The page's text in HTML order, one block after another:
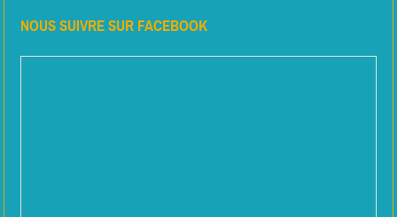
NOUS SUIVRE SUR FACEBOOK